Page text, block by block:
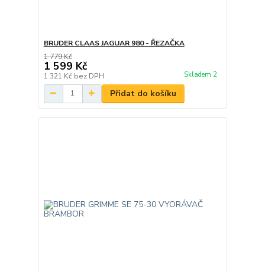
BRUDER CLAAS JAGUAR 980 - ŘEZAČKA
1 779 Kč
1 599 Kč
1 321 Kč bez DPH Skladem 2
Přidat do košíku